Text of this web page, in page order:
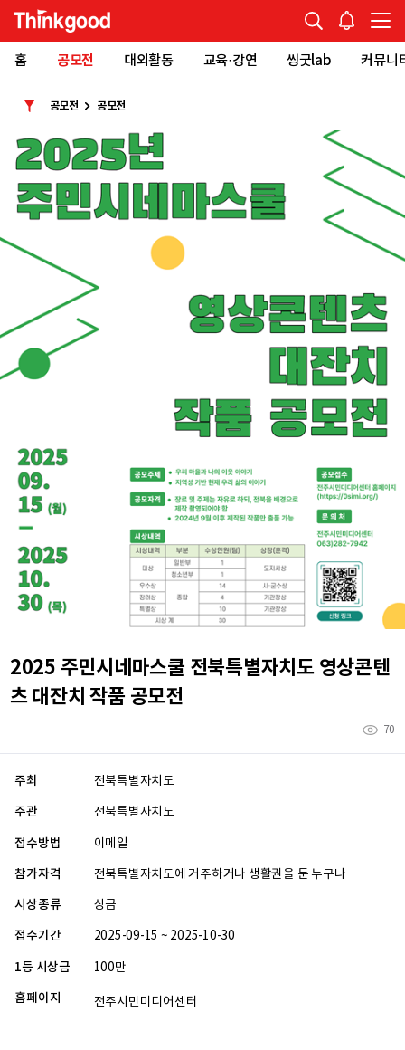
홈 공모전 대외활동 교육·강연 씽굿lab 커뮤니
공모전 공모전
2025 주민시네마스쿨 전북특별자치도 영상콘텐
츠 대잔치 작품 공모전
70
주최 전북특별자치도
주관 전북특별자치도
접수방법 이메일
참가자격 전북특별자치도에 거주하거나 생활권을 둔 누구나
시상종류 상금
접수기간 2025-09-15 ~ 2025-10-30
1등 시상금 100만
홈페이지 전주시민미디어센터